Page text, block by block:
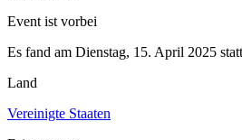
Event ist vorbei
Es fand am Dienstag, 15. April 2025 statt
Land
Vereinigte Staaten